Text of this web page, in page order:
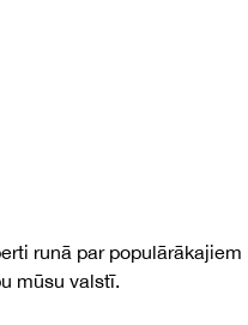
runā par populārākajiem
mūsu valstī.